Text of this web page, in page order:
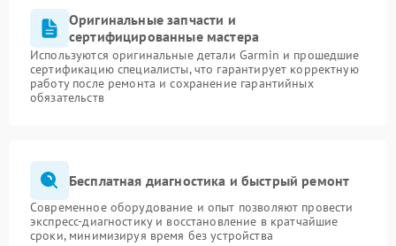
Оригинальные запчасти и
сертифицированные мастера
Используются оригинальные детали Garmin и прошедшие
сертификацию специалисты, что гарантирует корректную
работу после ремонта и сохранение гарантийных
обязательств
Бесплатная диагностика и быстрый ремонт
Современное оборудование и опыт позволяют провести
экспресс-диагностику и восстановление в кратчайшие
сроки, минимизируя время без устройства